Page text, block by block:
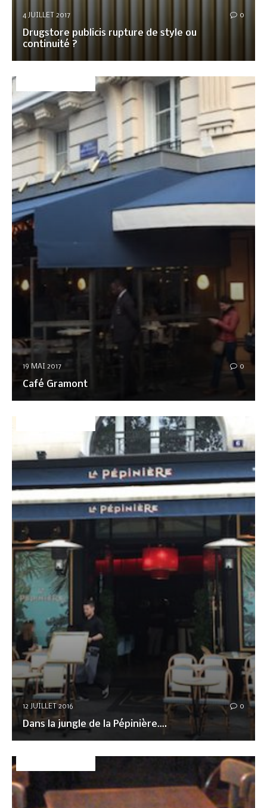
4 JUILLET 2017 0
Drugstore publicis rupture de style ou
continuité ?
19 MAI 2017 0
Café Gramont
12 JUILLET 2016 0
Dans la jungle de la Pépinière….